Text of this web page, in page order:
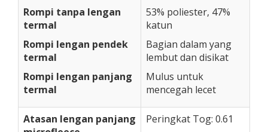
Rompi tanpa lengan
termal
Rompi lengan pendek
termal
Rompi lengan panjang
termal
53% poliester, 47%
katun
Bagian dalam yang
lembut dan disikat
Mulus untuk
mencegah lecet
Atasan lengan panjang
Peringkat Tog: 0.61